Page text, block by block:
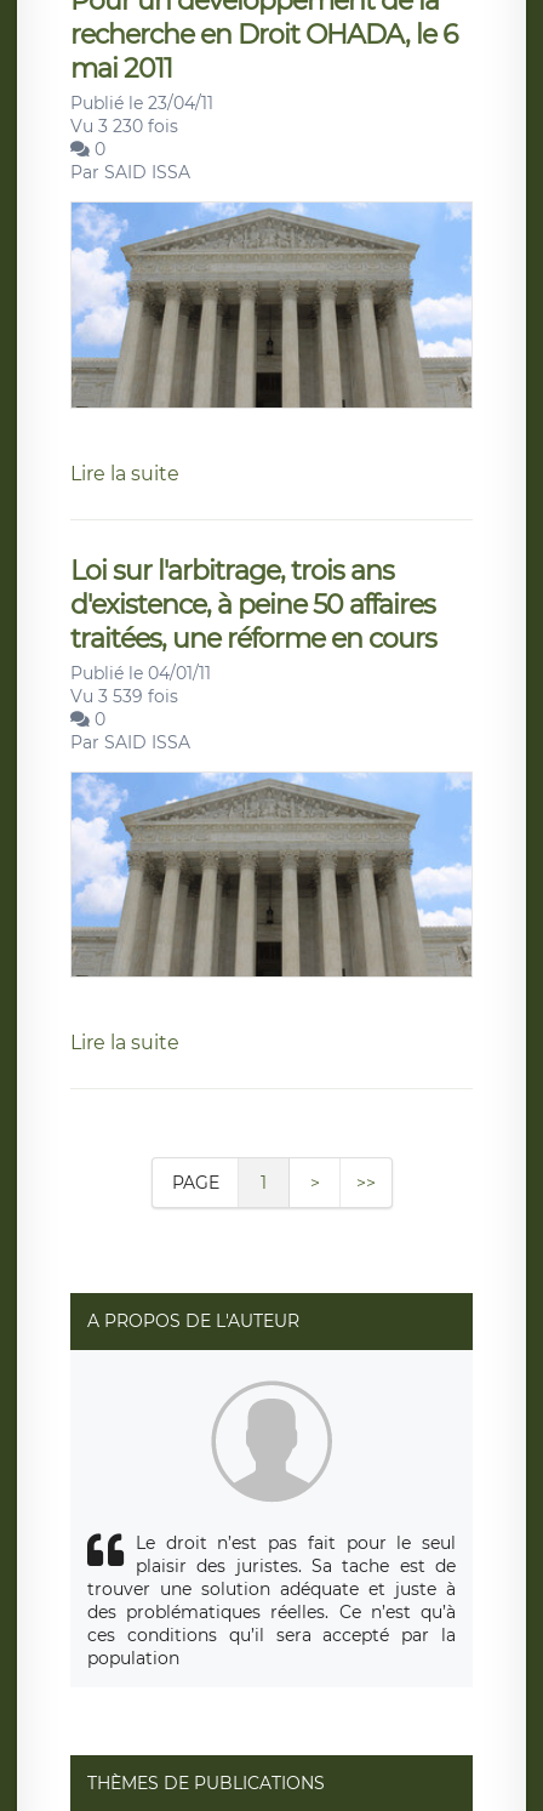
recherche en Droit OHADA, le 6
mai 2011
Publié le 23/04/11
Vu 3 230 fois
0
Par SAID ISSA
Lire la suite
Loi sur l'arbitrage, trois ans
d'existence, à peine 50 affaires
traitées, une réforme en cours
Publié le 04/01/11
Vu 3 539 fois
0
Par SAID ISSA
Lire la suite
PAGE 1 > >>
A PROPOS DE L'AUTEUR
Le droit n’est pas fait pour le seul
plaisir des juristes. Sa tache est de
trouver une solution adéquate et juste à
des problématiques réelles. Ce n’est qu’à
ces conditions qu’il sera accepté par la
population
THÈMES DE PUBLICATIONS